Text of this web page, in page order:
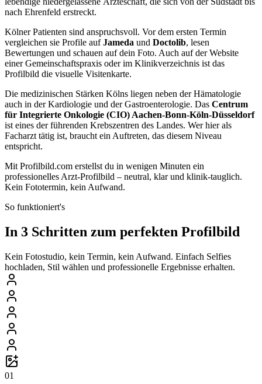
nach Ehrenfeld erstreckt.
Kölner Patienten sind anspruchsvoll. Vor dem ersten Termin
vergleichen sie Profile aufJameda und Doctolib, lesen
Bewertungen und schauen auf dein Foto. Auch auf der Website
einer Gemeinschaftspraxis oder im Klinikverzeichnis ist das
Profilbild die visuelle Visitenkarte.
Die medizinischen Stärken Kölns liegen neben der Hämatologie
auch in der Kardiologie und der Gastroenterologie. Das Centrum
für Integrierte Onkologie (CIO) Aachen-Bonn-Köln-Düsseldorf
ist eines der führenden Krebszentren des Landes. Wer hier als
Facharzt tätig ist, braucht ein Auftreten, das diesem Niveau
entspricht.
Mit Profilbild.com erstellst du in wenigen Minuten ein
professionelles Arzt-Profilbild – neutral, klar und klinik-tauglich.
Kein Fototermin, kein Aufwand.
So funktioniert's
In 3 Schritten zum perfekten Profilbild
Kein Fotostudio, kein Termin, kein Aufwand. Einfach Selfies
hochladen, Stil wählen und professionelle Ergebnisse erhalten.
01